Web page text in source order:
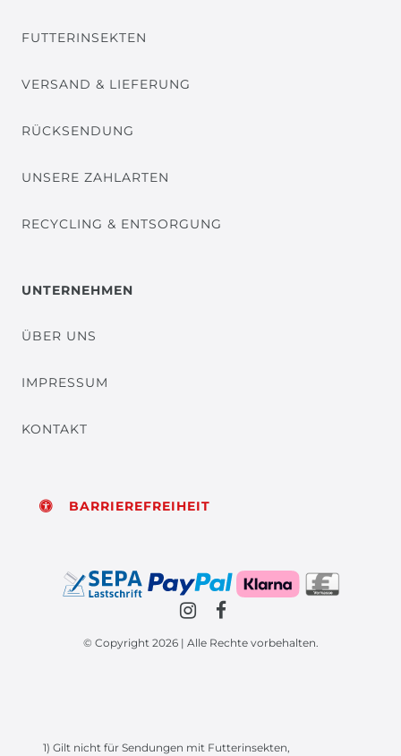
FUTTERINSEKTEN
VERSAND & LIEFERUNG
RÜCKSENDUNG
UNSERE ZAHLARTEN
RECYCLING & ENTSORGUNG
UNTERNEHMEN
ÜBER UNS
IMPRESSUM
KONTAKT
BARRIEREFREIHEIT
© Copyright 2026 | Alle Rechte vorbehalten.
1) Gilt nicht für Sendungen mit Futterinsekten,